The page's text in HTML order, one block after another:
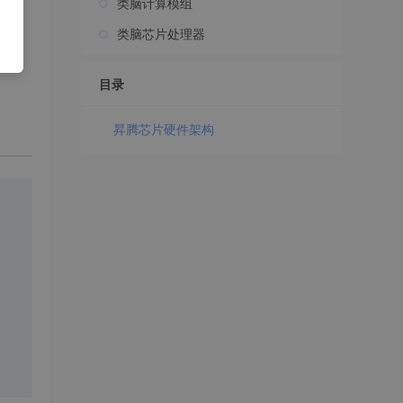
类脑计算模组
类脑芯片处理器
目录
昇腾芯片硬件架构